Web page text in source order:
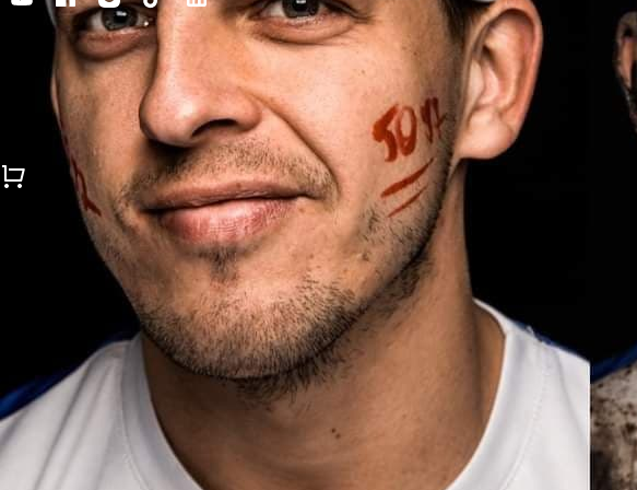
DLA ZAWODNIKÓW
Copyright Runmageddon 2015-2025
Home
Konto
Koszyk